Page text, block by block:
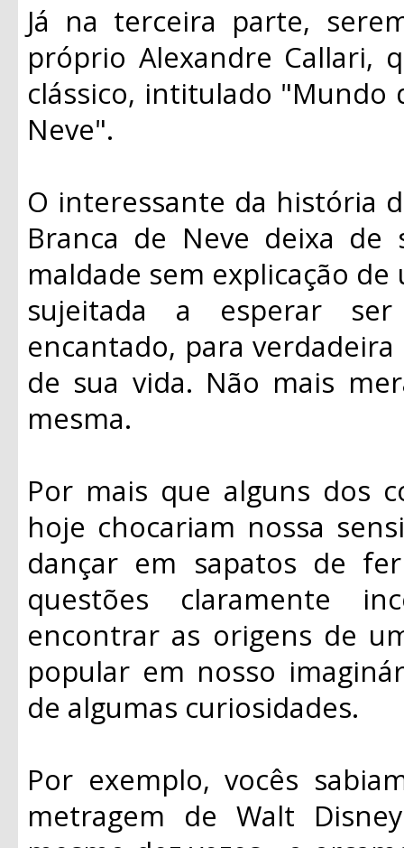
Já na terceira parte,
próprio Alexandre Callari,
clássico, intitulado "Mundo
Neve".
O interessante da história
Branca de Neve deixa de
maldade sem explicação
sujeitada a esperar
encantado, para
de sua vida. Não mais
mesma.
Por mais que alguns dos
hoje chocariam nossa
dançar em sapatos de
questões claramente
encontrar as origens de
popular em nosso
de algumas curiosidades.
Por exemplo, vocês
metragem de Walt